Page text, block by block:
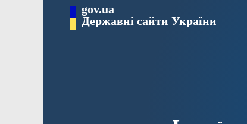
gov.ua
Державні сайти України